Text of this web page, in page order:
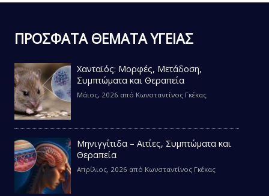
ΠΡΟΣΦΑΤΑ ΘΕΜΑΤΑ ΥΓΕΙΑΣ
Χανταϊός: Μορφές, Μετάδοση,
Συμπτώματα και Θεραπεία
Μάιος, 2026 από Κωνσταντίνος Γκέκας
Μηνιγγίτιδα – Αιτίες, Συμπτώματα και
Θεραπεία
Απρίλιος, 2026 από Κωνσταντίνος Γκέκας